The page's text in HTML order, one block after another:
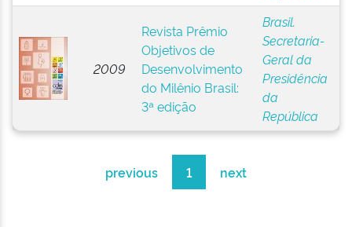
2009
Revista Prêmio
Objetivos de
Desenvolvimento
do Milênio Brasil:
3ª edição
Brasil.
Secretaria-
Geral da
Presidência
da
República
previous 1 next